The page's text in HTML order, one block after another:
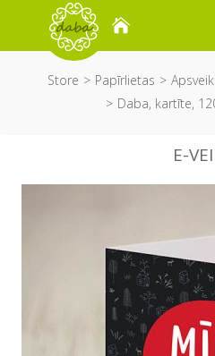
Store Papīrlietas
Daba, kartīte,
E-